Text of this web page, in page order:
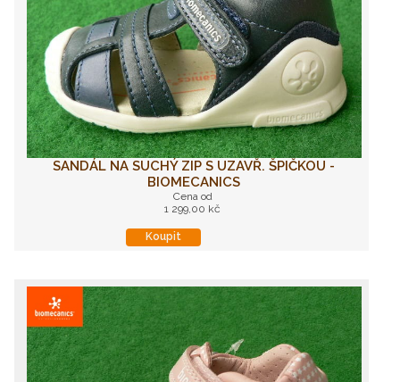
SANDÁL NA SUCHÝ ZIP S UZAVŘ. ŠPIČKOU -
BIOMECANICS
Cena od
1 299,00 kč
Koupit